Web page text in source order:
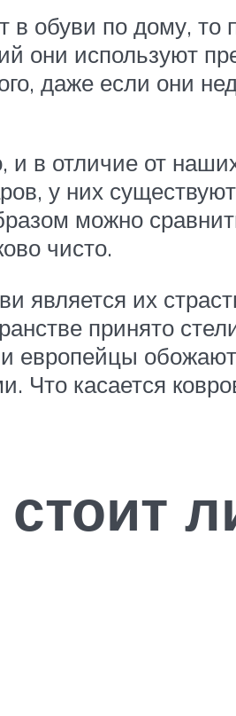
обуви по дому, то
они используют
даже если они
и в отличие от
у них
можно
чисто.
является их
принято
обожают
касается